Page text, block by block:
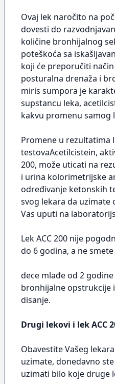
Ovaj lek naročito na
dovesti do
količine bronhijalnog
poteškoća sa
koji će preporučiti
posturalna drenaža i
miris sumpora je
supstancu leka,
kakvu promenu samog
Promene u rezultatima
testovaAcetilcistein,
200, može uticati na
i urina kolorimetrijske
određivanje ketonskih
svog lekara da uzimate
Vas uputi na
Lek ACC 200 nije
do 6 godina, a ne
dece mlađe od 2
bronhijalne opstrukcije
disanje.
Drugi lekovi i lek ACC
Obavestite Vašeg
uzimate, donedavno
uzimati bilo koje druge